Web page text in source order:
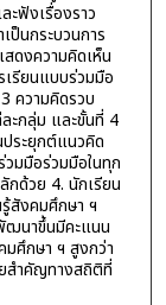
ะฟังเรื่องราว
ป็นกระบวนการ
ดงความคิดเห็น
เรียนแบบร่วมมือ
ความคิดรวบ
ะกลุ่ม และขั้นที่ 4
ระยุกต์แนวคิด
มมือร่วมมือในทุก
กด้วย 4. นักเรียน
สังคมศึกษา ฯ
ฒนาขึ้นมีคะแนน
มศึกษา ฯ สูงกว่า
สำคัญทางสถิติที่